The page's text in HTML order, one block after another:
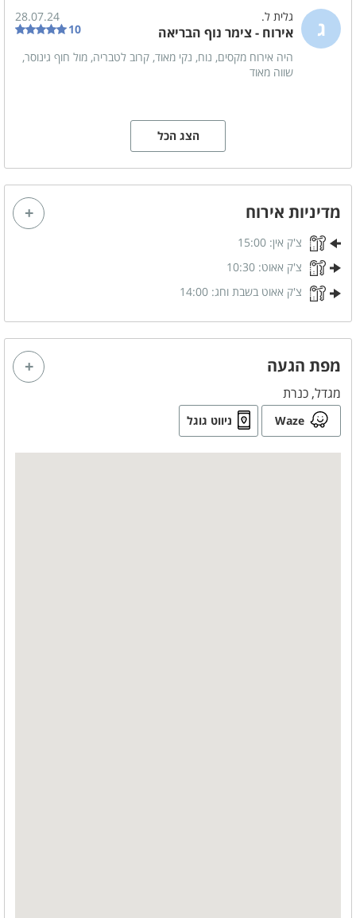
ג גלית ל.
אירוח - צימר נוף הבריאה
28.07.24
10
היה אירוח מקסים, נוח, נקי מאוד, קרוב לטבריה, מול חוף גינוסר,
שווה מאוד
הצג הכל
מדיניות אירוח
צ'ק אין: 15:00
צ'ק אאוט: 10:30
צ'ק אאוט בשבת וחג: 14:00
מפת הגעה
מגדל, כנרת
Waze ניווט גוגל